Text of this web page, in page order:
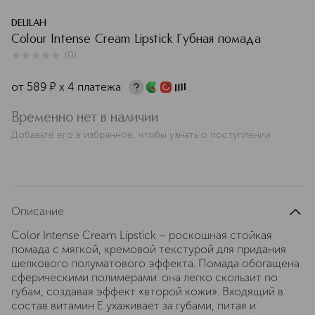
DELILAH
Colour Intense Cream Lipstick Губная помада
(0)
от 589 ¤ х 4 платежа
Временно нет в наличии
Добавьте его в избранное, чтобы узнать о поступлении
Описание
Color Intense Cream Lipstick – роскошная стойкая
помада с мягкой, кремовой текстурой для придания
шелкового полуматового эффекта. Помада обогащена
сферическими полимерами: она легко скользит по
губам, создавая эффект «второй кожи». Входящий в
состав витамин Е ухаживает за губами, питая и